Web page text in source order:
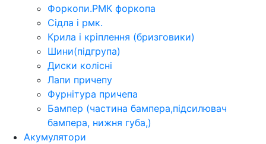
Форкопи.РМК форкопа
Сідла і рмк.
Крила і кріплення (бризговики)
Шини(підгрупа)
Диски колісні
Лапи причепу
Фурнітура причепа
Бампер (частина бампера,підсилювач
бампера, нижня губа,)
Акумулятори